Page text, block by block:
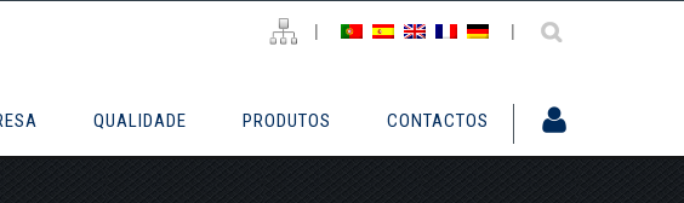
| |
QUALIDADE PRODUTOS CONTACTOS